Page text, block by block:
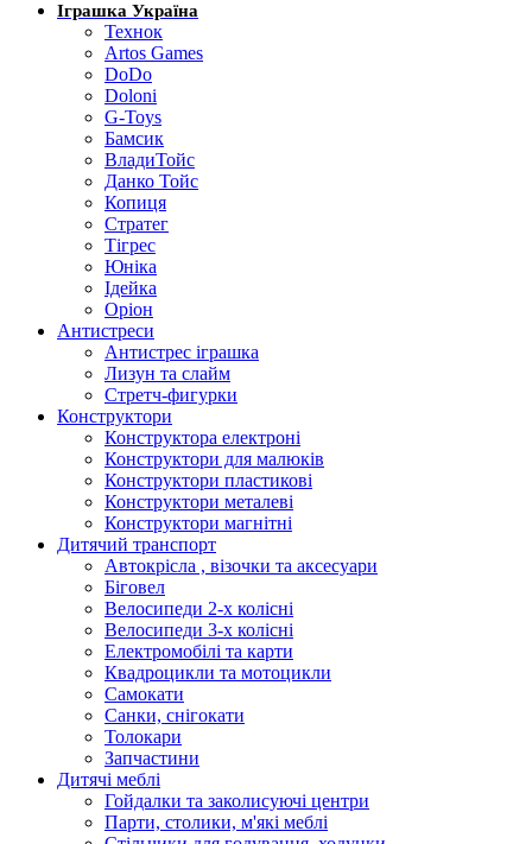
Іграшка Україна
Технок
Artos Games
DoDo
Doloni
G-Toys
Бамсик
ВладиТойс
Данко Тойс
Копиця
Стратег
Тігрес
Юніка
Ідейка
Оріон
Антистреси
Антистрес іграшка
Лизун та слайм
Стретч-фигурки
Конструктори
Конструктора електроні
Конструктори для малюків
Конструктори пластикові
Конструктори металеві
Конструктори магнітні
Дитячий транспорт
Автокрісла , візочки та аксесуари
Біговел
Велосипеди 2-х колісні
Велосипеди 3-х колісні
Електромобілі та карти
Квадроцикли та мотоцикли
Самокати
Санки, снігокати
Толокари
Запчастини
Дитячі меблі
Гойдалки та заколисуючі центри
Парти, столики, м'які меблі